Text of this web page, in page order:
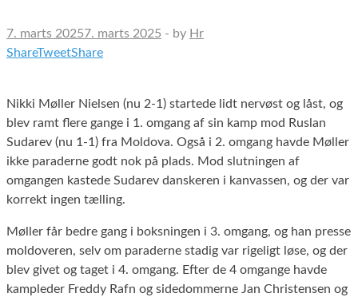
7. marts 20257. marts 2025 - by Hr
ShareTweetShare
Nikki Møller Nielsen (nu 2-1) startede lidt nervøst og låst, og
blev ramt flere gange i 1. omgang af sin kamp mod Ruslan
Sudarev (nu 1-1) fra Moldova. Også i 2. omgang havde Møller
ikke paraderne godt nok på plads. Mod slutningen af
omgangen kastede Sudarev danskeren i kanvassen, og der var
korrekt ingen tælling.
Møller får bedre gang i boksningen i 3. omgang, og han presse
moldoveren, selv om paraderne stadig var rigeligt løse, og der
blev givet og taget i 4. omgang. Efter de 4 omgange havde
kampleder Freddy Rafn og sidedommerne Jan Christensen og